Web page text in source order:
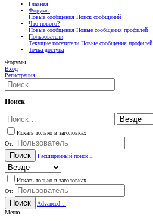
Главная
Форумы
Новые сообщения Поиск сообщений
Что нового?
Новые сообщения Новые сообщения профилей
Пользователи
Текущие посетители Новые сообщения профилей
Точка доступа
Форумы
Вход
Регистрация
Поиск
Искать только в заголовках
От:
Поиск Расширенный поиск…
Искать только в заголовках
От:
Поиск
Advanced…
Меню